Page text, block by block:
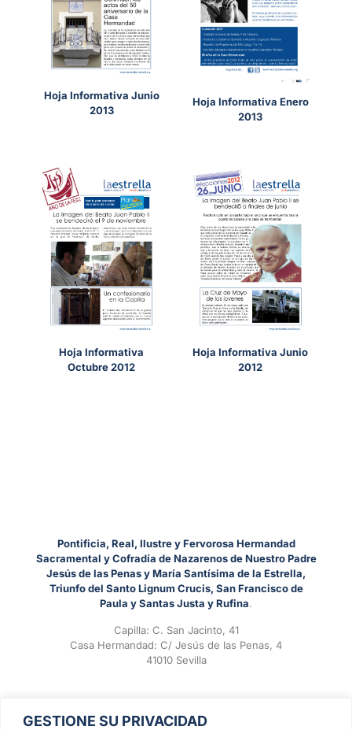
GESTIONE SU PRIVACIDAD
Hoja Informativa Junio
2013
Hoja Informativa Enero
2013
Hoja Informativa
Octubre 2012
Hoja Informativa Junio
2012
Pontificia, Real, Ilustre y Fervorosa Hermandad
Sacramental y Cofradía de Nazarenos de Nuestro Padre
Jesús de las Penas y María Santísima de la Estrella,
Triunfo del Santo Lignum Crucis, San Francisco de
Paula y Santas Justa y Rufina.
Capilla: C. San Jacinto, 41
Casa Hermandad: C/ Jesús de las Penas, 4
41010 Sevilla